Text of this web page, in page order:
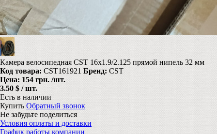
Камера велосипедная CST 16x1.9/2.125 прямой нипель 32 мм
Код товара: CST161921 Бренд: CST
Цена: 154 грн. /шт.
3.50 $ / шт.
Есть в наличии
Купить Обратный звонок
Не забудьте поделиться
Условия оплаты и доставки
График работы компании